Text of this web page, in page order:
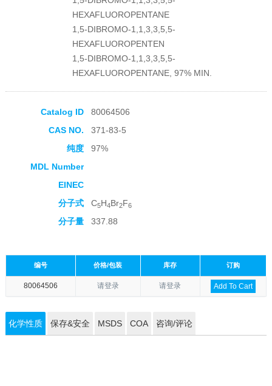
收藏产品
HEXAFLUOROPENTANE
1,5-DIBROMO-1,1,3,3,5,5-
HEXAFLUOROPENTEN
1,5-DIBROMO-1,1,3,3,5,5-
HEXAFLUOROPENTANE, 97% MIN.
Catalog ID
80064506
CAS NO.
371-83-5
纯度
97%
MDL Number
EINEC
分子式
C5H4Br2F6
分子量 337.88
编号 价格/包装 库存 订购
80064506 请登录 请登录 Add To Cart
化学性质 保存&安全 MSDS COA 咨询/评论